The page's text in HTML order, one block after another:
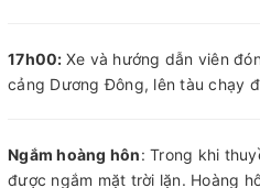
17h00: Xe và hướng dẫn viên
cảng Dương Đông, lên tàu chạy
Ngắm hoàng hôn: Trong khi
được ngắm mặt trời lặn. Hoàng